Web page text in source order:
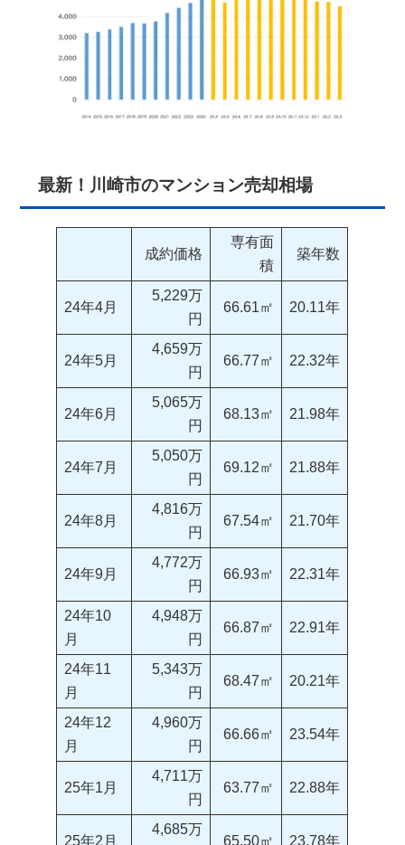
最新！川崎市のマンション売却相場
成約価格
専有面
積
築年数
24年4月
5,229万
円
66.61㎡ 20.11年
24年5月
4,659万
円
66.77㎡ 22.32年
24年6月
5,065万
円
68.13㎡ 21.98年
24年7月
5,050万
円
69.12㎡ 21.88年
24年8月
4,816万
円
67.54㎡ 21.70年
24年9月
4,772万
円
66.93㎡ 22.31年
24年10
月
4,948万
円
66.87㎡ 22.91年
24年11
月
5,343万
円
68.47㎡ 20.21年
24年12
月
4,960万
円
66.66㎡ 23.54年
25年1月
4,711万
円
63.77㎡ 22.88年
25年2月
4,685万
65.50㎡ 23.78年